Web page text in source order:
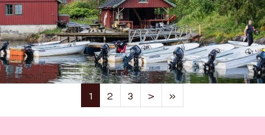
1 (current)
2 3 > »